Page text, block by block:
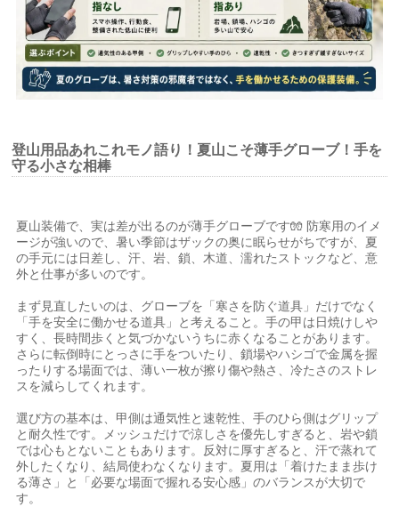
登山用品あれこれモノ語り！夏山こそ薄手グローブ！手を
守る小さな相棒
夏山装備で、実は差が出るのが薄手グローブです🧤 防寒用のイメ
ージが強いので、暑い季節はザックの奥に眠らせがちですが、夏
の手元には日差し、汗、岩、鎖、木道、濡れたストックなど、意
外と仕事が多いのです。
まず見直したいのは、グローブを「寒さを防ぐ道具」だけでなく
「手を安全に働かせる道具」と考えること。手の甲は日焼けしや
すく、長時間歩くと気づかないうちに赤くなることがあります。
さらに転倒時にとっさに手をついたり、鎖場やハシゴで金属を握
ったりする場面では、薄い一枚が擦り傷や熱さ、冷たさのストレ
スを減らしてくれます。
選び方の基本は、甲側は通気性と速乾性、手のひら側はグリップ
と耐久性です。メッシュだけで涼しさを優先しすぎると、岩や鎖
では心もとないこともあります。反対に厚すぎると、汗で蒸れて
外したくなり、結局使わなくなります。夏用は「着けたまま歩け
る薄さ」と「必要な場面で握れる安心感」のバランスが大切で
す。